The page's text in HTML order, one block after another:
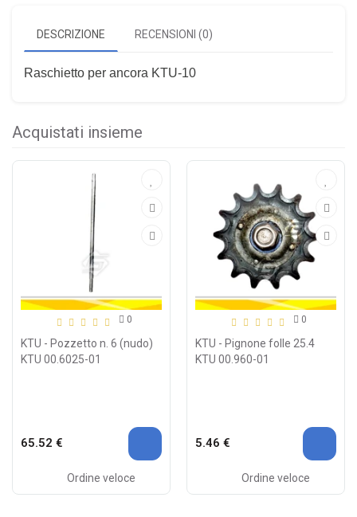
DESCRIZIONE RECENSIONI (0)
Raschietto per ancora KTU-10
Acquistati insieme
0
KTU - Pozzetto n. 6 (nudo)
KTU 00.6025-01
65.52 €
Ordine veloce
0
KTU - Pignone folle 25.4
KTU 00.960-01
5.46 €
Ordine veloce